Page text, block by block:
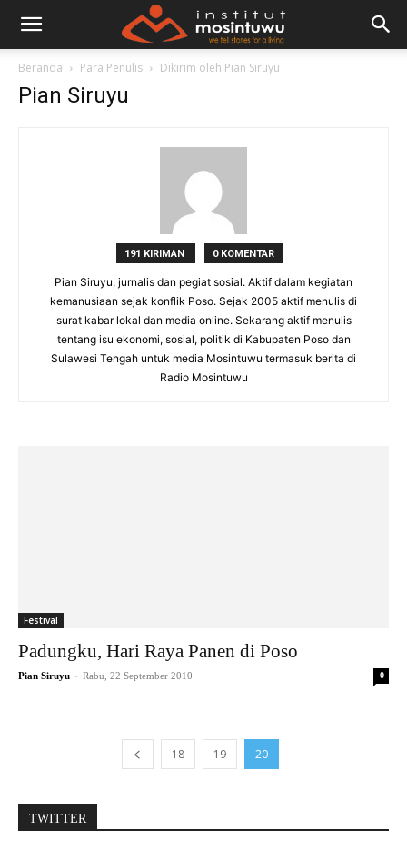
Beranda Para Penulis Dikirim oleh Pian Siruyu
Pian Siruyu
191 KIRIMAN 0 KOMENTAR
Pian Siruyu, jurnalis dan pegiat sosial. Aktif dalam kegiatan
kemanusiaan sejak konflik Poso. Sejak 2005 aktif menulis di
surat kabar lokal dan media online. Sekarang aktif menulis
tentang isu ekonomi, sosial, politik di Kabupaten Poso dan
Sulawesi Tengah untuk media Mosintuwu termasuk berita di
Radio Mosintuwu
Festival
Padungku, Hari Raya Panen di Poso
Pian Siruyu - Rabu, 22 September 2010 0
18 19 20
TWITTER